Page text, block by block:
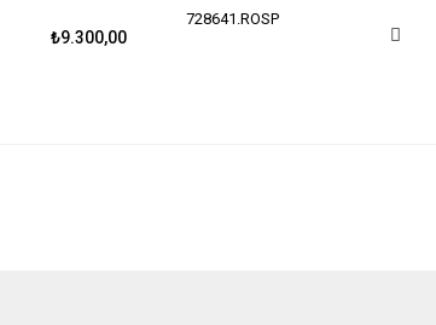
728641.ROSP
₺9.300,00